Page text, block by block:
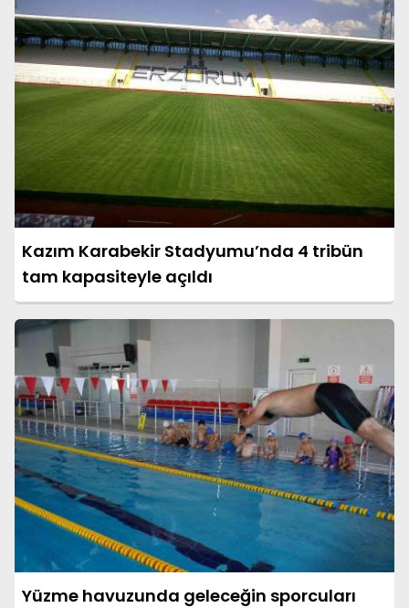
Kazım Karabekir Stadyumu’nda 4 tribün
tam kapasiteyle açıldı
Yüzme havuzunda geleceğin sporcuları